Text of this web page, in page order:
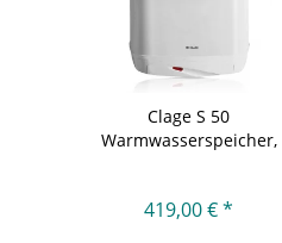
Clage S 50
Warmwasserspeicher,
419,00 € *